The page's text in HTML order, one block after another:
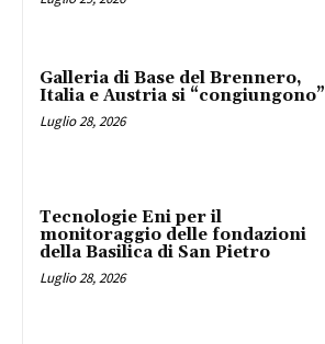
Galleria di Base del Brennero,
Italia e Austria si “congiungono”
Luglio 28, 2026
Tecnologie Eni per il
monitoraggio delle fondazioni
della Basilica di San Pietro
Luglio 28, 2026